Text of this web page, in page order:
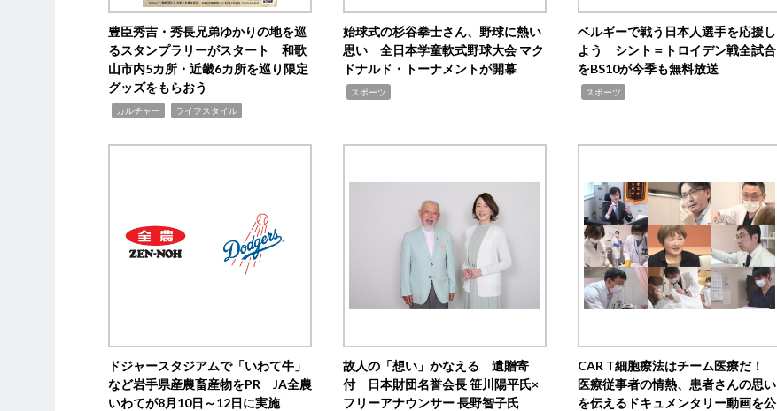
豊臣秀吉・秀長兄弟ゆかりの地を巡
るスタンプラリーがスタート 和歌
山市内5カ所・近畿6カ所を巡り限定
グッズをもらおう
カルチャー ライフスタイル
始球式の杉谷拳士さん、野球に熱い
思い 全日本学童軟式野球大会 マク
ドナルド・トーナメントが開幕
スポーツ
ベルギーで戦う日本人選手を応援し
よう シント＝トロイデン戦全試合
をBS10が今季も無料放送
スポーツ
ドジャースタジアムで「いわて牛」
など岩手県産農畜産物をPR JA全農
いわてが8月10日～12日に実施
故人の「想い」かなえる 遺贈寄
付 日本財団名誉会長 笹川陽平氏×
フリーアナウンサー 長野智子氏
CAR T細胞療法はチーム医療だ！
医療従事者の情熱、患者さんの思い
を伝えるドキュメンタリー動画を公